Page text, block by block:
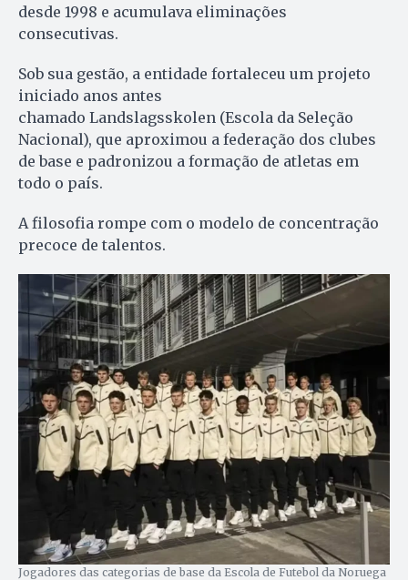
desde 1998 e acumulava eliminações
consecutivas.
Sob sua gestão, a entidade fortaleceu um projeto
iniciado anos antes
chamado Landslagsskolen (Escola da Seleção
Nacional), que aproximou a federação dos clubes
de base e padronizou a formação de atletas em
todo o país.
A filosofia rompe com o modelo de concentração
precoce de talentos.
Jogadores das categorias de base da Escola de Futebol da Noruega